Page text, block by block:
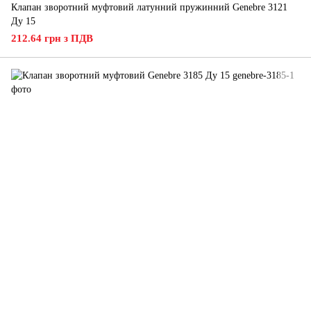
Клапан зворотний муфтовий латунний пружинний Genebre 3121
Ду 15
212.64 грн з ПДВ